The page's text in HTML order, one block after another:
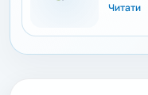
Читати